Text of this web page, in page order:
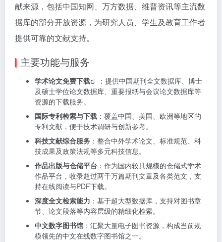
献来源，包括中国知网、万方数据、维普资讯等主流数
据库的部分开放资源，为研究人员、学生及教育工作者
提供可靠的文献支持。
主要功能与服务
学术论文免费下载
：提供中国期刊全文数据库、博士
及硕士学位论文数据库、重要报纸与会议论文数据库等
资源的下载服务。
国际专利检索与下载 ：覆盖中国、美国、欧洲等地区的
专利文献，便于技术调研与创新参考。
科技文献综合服务 ：整合中外学术论文、标准规范、科
技成果及政策法规等多元科技信息。
作品出版与仓储平台 ：作为国内较具规模的仓储式学术
作品平台，收录超过两千万篇期刊文章及各类范文，支
持在线阅读与PDF下载。
深度全文检索能力 ：基于超大型数据库，支持对图书章
节、论文段落等内容层级的精细化检索。
中文数字图书馆 ：汇聚大量电子图书资源，构成当前规
模领先的中文在线数字图书馆之一。